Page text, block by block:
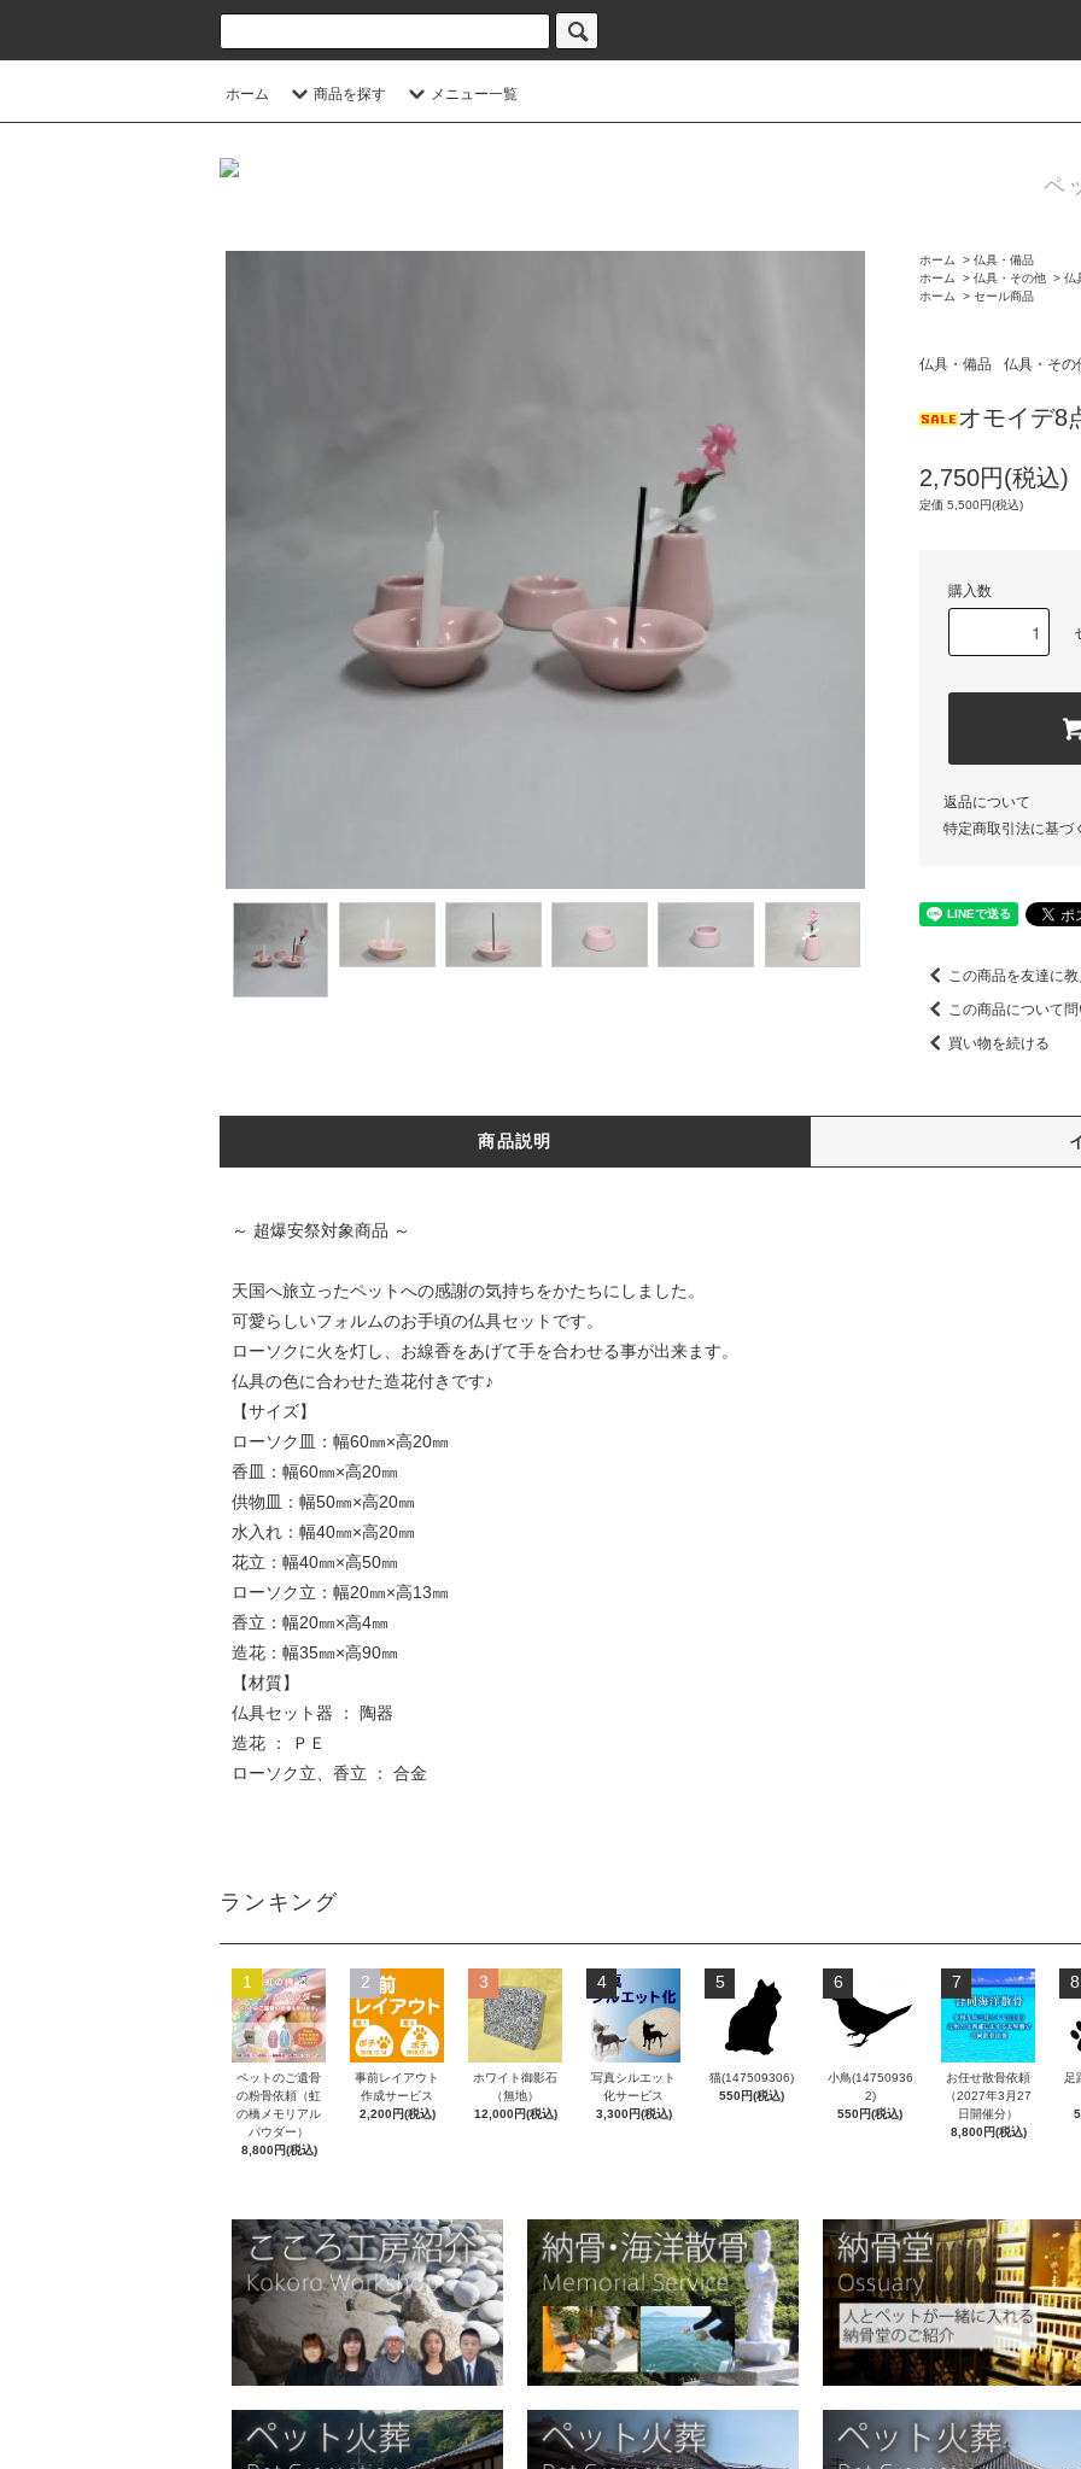
ホーム 商品を探す メニュー一覧
ペ
ホーム > 仏具・備品
ホーム
> 仏具・その他 > 仏
ホーム
> セール商品
仏具・備品 仏具・その
オモイデ8
2,750円(税込)
定価 5,500円(税込)
購入数
返品について
特定商取引法に基づ
この商品を友達に
この商品について
買い物を続ける
商品説明
～ 超爆安祭対象商品 ～
天国へ旅立ったペットへの感謝の気持ちをかたちにしました。
可愛らしいフォルムのお手頃の仏具セットです。
ローソクに火を灯し、お線香をあげて手を合わせる事が出来ます。
仏具の色に合わせた造花付きです♪
【サイズ】
ローソク皿：幅60㎜×高20㎜
香皿：幅60㎜×高20㎜
供物皿：幅50㎜×高20㎜
水入れ：幅40㎜×高20㎜
花立：幅40㎜×高50㎜
ローソク立：幅20㎜×高13㎜
香立：幅20㎜×高4㎜
造花：幅35㎜×高90㎜
【材質】
仏具セット器 ： 陶器
造花 ： ＰＥ
ローソク立、香立 ： 合金
ランキング
1
ペットのご遺骨
の粉骨依頼（虹
の橋メモリアル
パウダー）
8,800円(税込)
2
事前レイアウト
作成サービス
2,200円(税込)
3
ホワイト御影石
（無地）
12,000円(税込)
4
写真シルエット
化サービス
3,300円(税込)
5
猫(147509306)
550円(税込)
6
小鳥(14750936
2)
550円(税込)
7
お任せ散骨依頼
（2027年3月27
日開催分）
8,800円(税込)
8
足